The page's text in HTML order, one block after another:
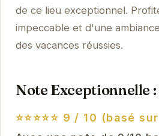
de ce lieu exceptionnel.
impeccable et d'une
des vacances réussies.
Note Exceptionnelle
⭐⭐⭐⭐⭐ 9 / 10 (basé